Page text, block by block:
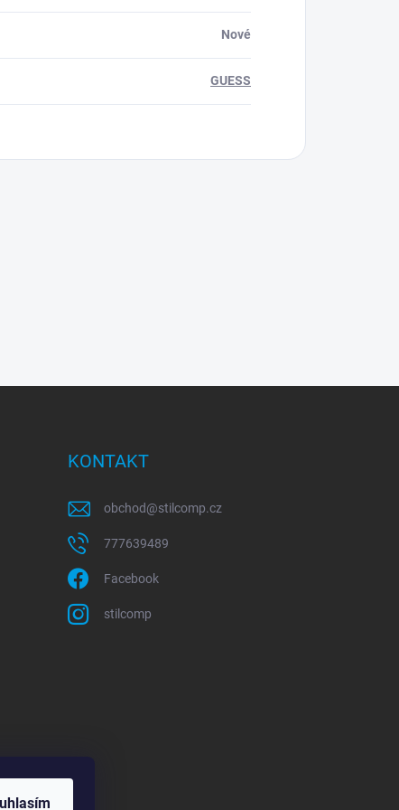
Nové
GUESS
KONTAKT
obchod@stilcomp.cz
777639489
Facebook
stilcomp